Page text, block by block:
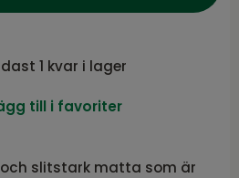
1 kvar i lager
till i favoriter
slitstark matta som är